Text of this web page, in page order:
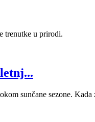
trenutke u prirodi.
sunčane sezone.